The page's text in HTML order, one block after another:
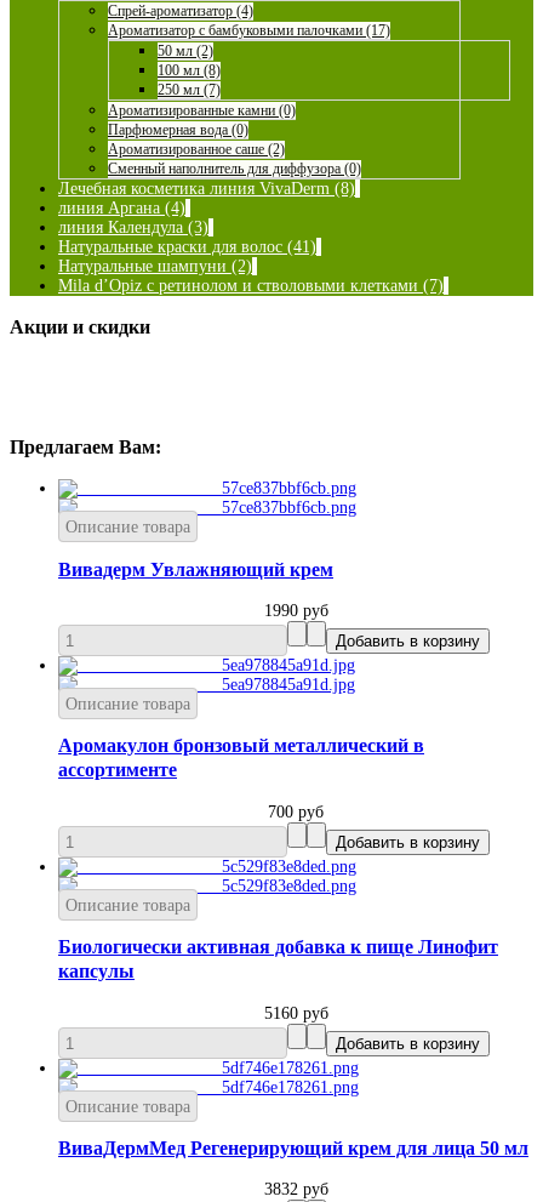
Спрей-ароматизатор (4)
Ароматизатор с бамбуковыми палочками (17)
50 мл (2)
100 мл (8)
250 мл (7)
Ароматизированные камни (0)
Парфюмерная вода (0)
Ароматизированное саше (2)
Сменный наполнитель для диффузора (0)
Лечебная косметика линия VivaDerm (8)
линия Аргана (4)
линия Календула (3)
Натуральные краски для волос (41)
Натуральные шампуни (2)
Mila d’Opiz с ретинолом и стволовыми клетками (7)
Акции и скидки
Предлагаем Вам:
Описание товара
Вивадерм Увлажняющий крем
1990 руб
Описание товара
Аромакулон бронзовый металлический в
ассортименте
700 руб
Описание товара
Биологически активная добавка к пище Линофит
капсулы
5160 руб
Описание товара
ВиваДермМед Регенерирующий крем для лица 50 мл
3832 руб